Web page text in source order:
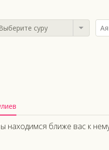
Выберите суру
находимся ближе вас к